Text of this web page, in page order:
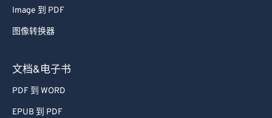
Image 到 PDF
图像转换器
文档&电子书
PDF 到 WORD
EPUB 到 PDF